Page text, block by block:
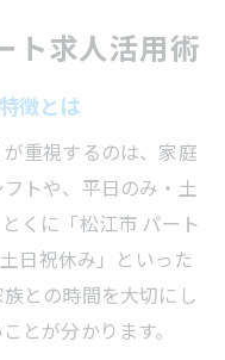
ト求人活用術
徴とは
重視するのは、家庭
トや、平日のみ・土
くに「松江市 パート
日祝休み」といった
との時間を大切にし
とが分かります。